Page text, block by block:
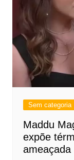
Sem categoria
Maddu
expõe